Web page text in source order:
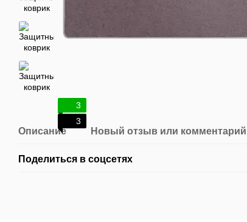
3
3
Описание Новый отзыв или комментарий
Поделиться в соцсетях